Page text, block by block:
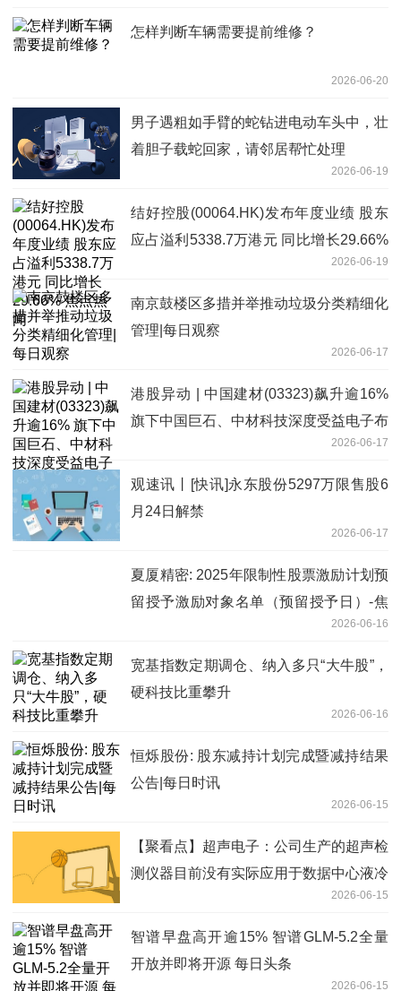
怎样判断车辆需要提前维修？
2026-06-20
男子遇粗如手臂的蛇钻进电动车头中，壮
着胆子载蛇回家，请邻居帮忙处理
2026-06-19
结好控股(00064.HK)发布年度业绩 股东
应占溢利5338.7万港元 同比增长29.66%
2026-06-19
南京鼓楼区多措并举推动垃圾分类精细化
管理|每日观察
2026-06-17
港股异动 | 中国建材(03323)飙升逾16%
旗下中国巨石、中材科技深度受益电子布
2026-06-17
观速讯丨[快讯]永东股份5297万限售股6
月24日解禁
2026-06-17
夏厦精密: 2025年限制性股票激励计划预
留授予激励对象名单（预留授予日）-焦
2026-06-16
宽基指数定期调仓、纳入多只“大牛股”，
硬科技比重攀升
2026-06-16
恒烁股份: 股东减持计划完成暨减持结果
公告|每日时讯
2026-06-15
【聚看点】超声电子：公司生产的超声检
测仪器目前没有实际应用于数据中心液冷
2026-06-15
智谱早盘高开逾15% 智谱GLM-5.2全量
开放并即将开源 每日头条
2026-06-15